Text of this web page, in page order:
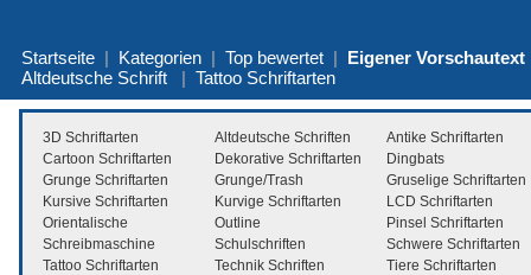
Startseite | Kategorien | Top bewertet | Eigener Vorschautext
Altdeutsche Schrift | Tattoo Schriftarten
3D Schriftarten Altdeutsche Schriften
Antike Schriftarten
Cartoon Schriftarten
Dekorative Schriftarten
Dingbats
Grunge Schriftarten
Grunge/Trash
Gruselige Schriftarten
Kursive Schriftarten
Kurvige Schriftarten
LCD Schriftarten
Orientalische
Outline
Pinsel Schriftarten
Schreibmaschine
Schulschriften
Schwere Schriftarten
Tattoo Schriftarten
Technik Schriften Tiere Schriftarten